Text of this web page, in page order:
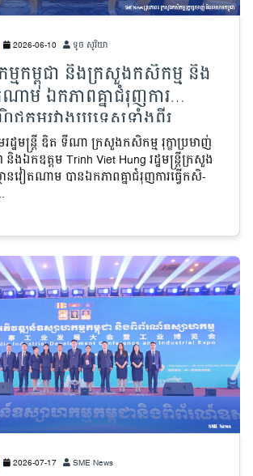
2026-06-10 ទូច សូរិយា
កម្ពុជា និងក្រសួងកសិកម្ម និង
ណាម ឯកភាពគ្នាជំរុញការ
ជកម្មរវាងប្រទេសទាំងពីរ
ដ្ឋមន្ត្រី ឌិត ទីណា ក្រសួងកសិកម្ម រុក្ខាប្រមាញ់
ងឯកឧត្តម Trinh Viet Hung រដ្ឋមន្ត្រីក្រសួង
នវៀតណាម បានឯកភាពគ្នាជំរុញការធ្វើកសិ-
2026-07-17 SME News